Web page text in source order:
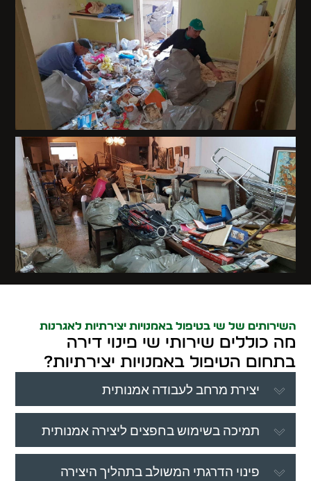
השירותים של שי בטיפול באמנויות יצירתיות לאגרנות
מה כוללים שירותי שי פינוי דירה
בתחום הטיפול באמנויות יצירתיות?
יצירת מרחב לעבודה אמנותית
תמיכה בשימוש בחפצים ליצירה אמנותית
פינוי הדרגתי המשולב בתהליך היצירה